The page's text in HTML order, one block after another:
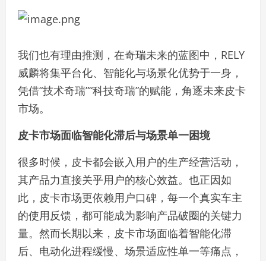
我们也有理由推测，在奇瑞未来的蓝图中，RELY
威麟将集平台化、智能化与场景化优势于一身，
凭借“技术奇瑞”“科技奇瑞”的赋能，角逐未来皮卡
市场。
皮卡市场面临智能化滞后与场景单一困境
很多时候，皮卡都会嵌入用户的生产经营活动，
其产品力直接关乎用户的核心效益。也正因如
此，皮卡市场更依赖用户口碑，每一个真实车主
的使用反馈，都可能成为影响产品破圈的关键力
量。然而长期以来，皮卡市场面临着智能化滞
后、电动化进程缓慢、场景适应性单一等痛点，